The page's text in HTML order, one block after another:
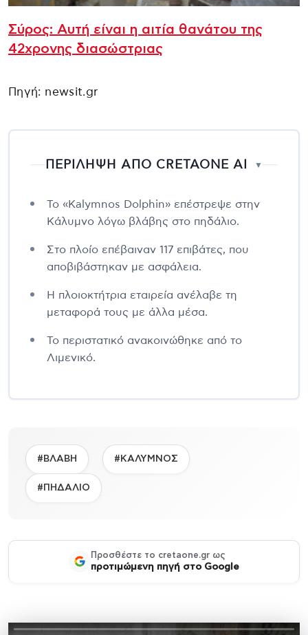
Σύρος: Αυτή είναι η αιτία θανάτου της
42χρονης διασώστριας
Πηγή: newsit.gr
ΠΕΡΙΛΗΨΗ ΑΠΟ CRETAONE AI ▼
Το «Kalymnos Dolphin» επέστρεψε στην
Κάλυμνο λόγω βλάβης στο πηδάλιο.
Στο πλοίο επέβαιναν 117 επιβάτες, που
αποβιβάστηκαν με ασφάλεια.
Η πλοιοκτήτρια εταιρεία ανέλαβε τη
μεταφορά τους με άλλα μέσα.
Το περιστατικό ανακοινώθηκε από το
Λιμενικό.
#ΒΛΑΒΗ #ΚΑΛΥΜΝΟΣ
#ΠΗΔΑΛΙΟ
Προσθέστε το cretaone.gr ως
προτιμώμενη πηγή στο Google